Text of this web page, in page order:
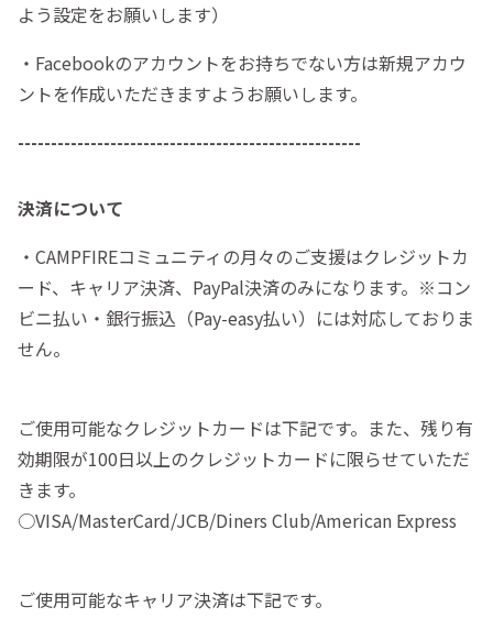
よう設定をお願いします）
・Facebookのアカウントをお持ちでない方は新規アカウ
ントを作成いただきますようお願いします。
----------------------------------------------------
決済について
・CAMPFIREコミュニティの月々のご支援はクレジットカ
ード、キャリア決済、PayPal決済のみになります。※コン
ビニ払い・銀行振込（Pay-easy払い）には対応しておりま
せん。
ご使用可能なクレジットカードは下記です。また、残り有
効期限が100日以上のクレジットカードに限らせていただ
きます。
○VISA/MasterCard/JCB/Diners Club/American Express
ご使用可能なキャリア決済は下記です。